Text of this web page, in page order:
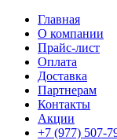
Главная
О компании
Прайс-лист
Оплата
Доставка
Партнерам
Контакты
Акции
+7 (977) 507-